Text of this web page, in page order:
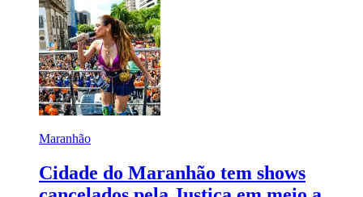
Maranhão
Cidade do Maranhão tem shows